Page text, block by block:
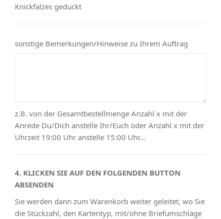
Knickfalzes geduckt
sonstige Bemerkungen/Hinweise zu Ihrem Auftrag
z.B. von der Gesamtbestellmenge Anzahl x mit der
Anrede Du/Dich anstelle Ihr/Euch oder Anzahl x mit der
Uhrzeit 19:00 Uhr anstelle 15:00 Uhr...
4. KLICKEN SIE AUF DEN FOLGENDEN BUTTON
ABSENDEN
Sie werden dann zum Warenkorb weiter geleitet, wo Sie
die Stückzahl, den Kartentyp, mit/ohne Briefumschläge